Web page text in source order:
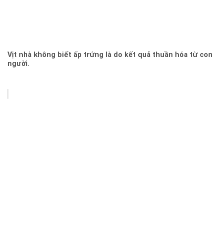
Vịt nhà không biết ấp trứng là do kết quả thuần hóa từ con
người.